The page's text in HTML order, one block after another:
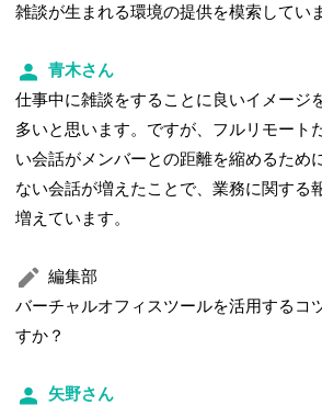
雑談が生まれる環境の提供を模索してい
青木さん
仕事中に雑談をすることに良いイメージ
多いと思います。ですが、フルリモート
い会話がメンバーとの距離を縮めるため
ない会話が増えたことで、業務に関する
増えています。
編集部
バーチャルオフィスツールを活用するコ
すか？
矢野さん